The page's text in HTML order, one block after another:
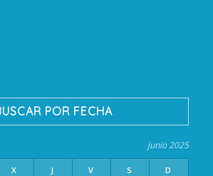
POR FECHA
junio 2025
X J V S D